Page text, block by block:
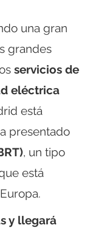
una gran
grandes
servicios de
eléctrica
está
presentado
, un tipo
está
y llegará